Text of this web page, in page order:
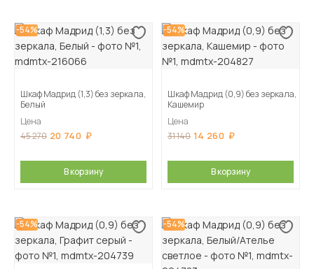
-54%
Шкаф Мадрид (1,3) без зеркала,
Белый
Цена
45 270 20 740
В корзину
-54%
Шкаф Мадрид (0,9) без зеркала,
Кашемир
Цена
31 140 14 260
В корзину
-54% -54%